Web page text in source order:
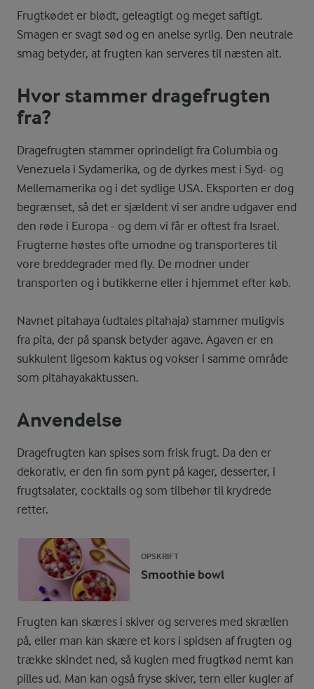
Frugtkødet er blødt, geleagtigt og meget saftigt.
Smagen er svagt sød og en anelse syrlig. Den neutrale
smag betyder, at frugten kan serveres til næsten alt.
Hvor stammer dragefrugten
fra?
Dragefrugten stammer oprindeligt fra Columbia og
Venezuela i Sydamerika, og de dyrkes mest i Syd- og
Mellemamerika og i det sydlige USA. Eksporten er dog
begrænset, så det er sjældent vi ser andre udgaver end
den røde i Europa - og dem vi får er oftest fra Israel.
Frugterne høstes ofte umodne og transporteres til
vore breddegrader med fly. De modner under
transporten og i butikkerne eller i hjemmet efter køb.
Navnet pitahaya (udtales pitahaja) stammer muligvis
fra pita, der på spansk betyder agave. Agaven er en
sukkulent ligesom kaktus og vokser i samme område
som pitahayakaktussen.
Anvendelse
Dragefrugten kan spises som frisk frugt. Da den er
dekorativ, er den fin som pynt på kager, desserter, i
frugtsalater, cocktails og som tilbehør til krydrede
retter.
OPSKRIFT
Smoothie bowl
Frugten kan skæres i skiver og serveres med skrællen
på, eller man kan skære et kors i spidsen af frugten og
trække skindet ned, så kuglen med frugtkød nemt kan
pilles ud. Man kan også fryse skiver, tern eller kugler af